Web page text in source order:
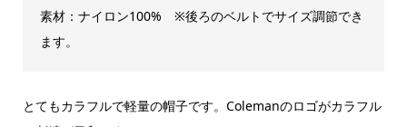
素材：ナイロン100% ※後ろのベルトでサイズ調節でき
ます。
とてもカラフルで軽量の帽子です。Colemanのロゴがカラフル